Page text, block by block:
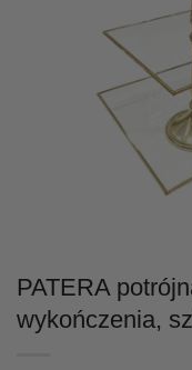
PATERA
wykończenia,